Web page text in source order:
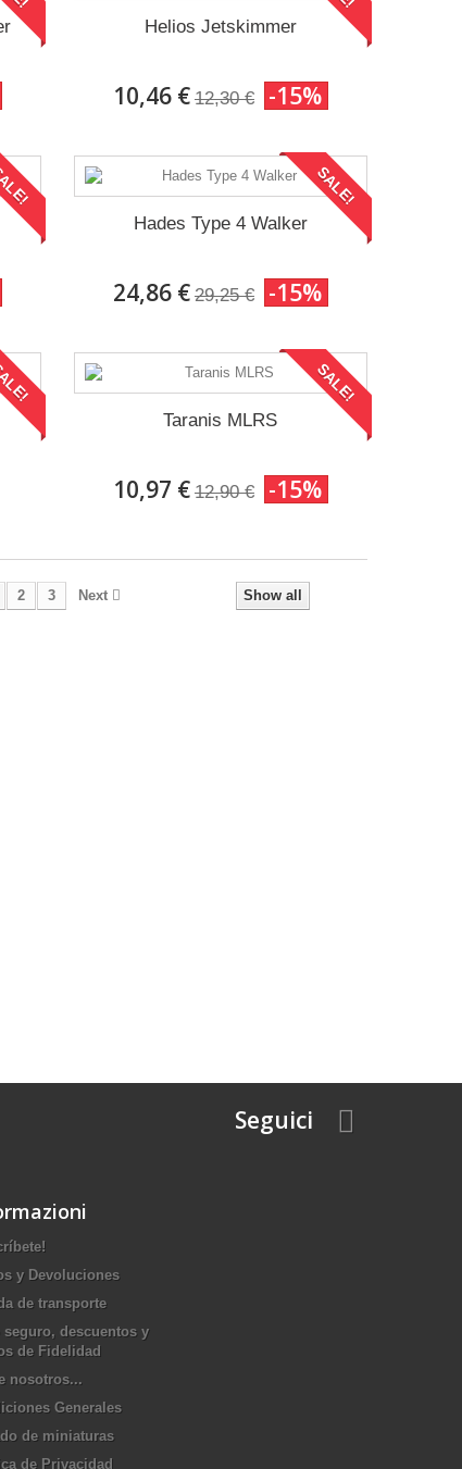
Helios Jetskimmer
10,46 € 12,30 € -15%
SALE!
Hades Type 4 Walker
24,86 € 29,25 € -15%
SALE!
Taranis MLRS
10,97 € 12,90 € -15%
Show all
2 3 Next
Seguici
y Devoluciones
de transporte
seguro, descuentos y
de Fidelidad
nosotros...
Generales
de miniaturas
de Privacidad